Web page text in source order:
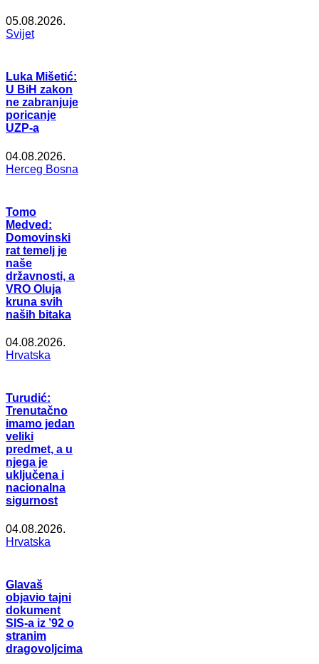
05.08.2026.
Svijet
Luka Mišetić:
U BiH zakon
ne zabranjuje
poricanje
UZP-a
04.08.2026.
Herceg Bosna
Tomo
Medved:
Domovinski
rat temelj je
naše
državnosti, a
VRO Oluja
kruna svih
naših bitaka
04.08.2026.
Hrvatska
Turudić:
Trenutačno
imamo jedan
veliki
predmet, a u
njega je
uključena i
nacionalna
sigurnost
04.08.2026.
Hrvatska
Glavaš
objavio tajni
dokument
SIS-a iz ’92 o
stranim
dragovoljcima